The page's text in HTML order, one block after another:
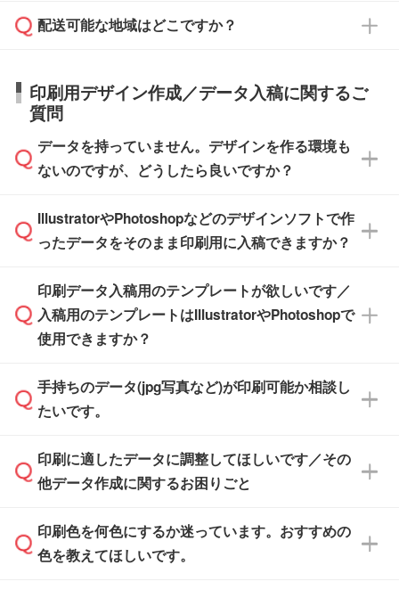
タッフまでお問い合わせください。
ル」に注文予定日をご入力いただくと、おおよ
その締切日や出荷目安をご確認いただけます。
品が決まりましたらお早めのご発注をお願いい
たします。
※土日祝日を除く営業日換算です。
※沖縄・離島は追加日数がかかります。
応が可能かご案内いたします。
す。>>対象商品はこちら
※最短出荷日は商品によって異なります。各商
品ページにてご確認ください
はできかねますので予めご了承ください。
商品によって異なります。各ページにある商品
す。(白箱、化粧箱、ブリスターパックなど)
【袋入り】 商品がひとつずつ袋に入っていま
す。(透明袋、デザイン袋など)
【個包装なし】 個包装がされていない状態で
※化粧箱から白箱への入れ替えや、オリジナル
箱の作成は原則承っておりません。
配送可能な地域はどこですか？
日本全国へお届けが可能です。なお、海外への
直接納品は行っておりませんので予めご了承く
ださい。
印刷用デザイン作成／データ入稿に関するご
質問
データを持っていません。デザインを作る環境も
ないのですが、どうしたら良いですか？
無料の「デザインシミュレーター」を使えば、
PCやスマホから簡単にデザインを作成できま
ザインソフトがなくても安心です。
また、「データ作成サービス
せいただければ、弊社にて無料でデザインデー
タを1点作成いたします。
IllustratorやPhotoshopなどのデザインソフトで作
ったデータをそのまま印刷用に入稿できますか？
IllustratorやPhotoshop、CLIP STUDIOなどのデ
ザインソフトでこだわりのデザインを作成した
い方は、完全データ入稿
積・ご注文フォームにアップロードしてご入稿
ください。
ご入稿後は経験豊富なスタッフがデータに不備
がないかチェックし、お客様と確認してから印
刷に進みますので、ご安心ください。
印刷データ入稿用のテンプレートが欲しいです／
入稿用のテンプレートはIllustratorやPhotoshopで
使用できますか？
一部商品は入稿用テンプレートのご用意があり
ます。各商品ページの『印刷方法・テンプレー
入稿用のテンプレートはPDF形式ですが、
IllustratorやPhotoshopで開いてご利用いただけ
方」をご確認ください。
手持ちのデータ(jpg写真など)が印刷可能か相談し
たいです。
印刷に適したデータ・解像度かどうか、担当ス
タッフが事前に確認いたします。
ムへ添付いただくか、担当スタッフ宛にメール
でお送りください。
印刷に適したデータに調整してほしいです／その
他データ作成に関するお困りごと
データ作成でお困りの際には、担当スタッフが
サポートいたしますのでお気軽にご相談くださ
印刷色を何色にするか迷っています。おすすめの
色を教えてほしいです。